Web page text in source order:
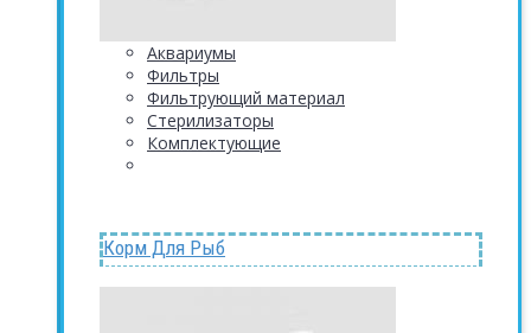
Аквариумы
Фильтры
Фильтрующий материал
Стерилизаторы
Комплектующие
Корм Для Рыб